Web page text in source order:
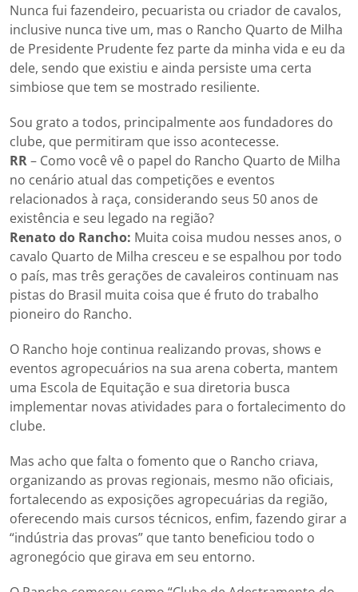
Nunca fui fazendeiro, pecuarista ou criador de cavalos,
inclusive nunca tive um, mas o Rancho Quarto de Milha
de Presidente Prudente fez parte da minha vida e eu da
dele, sendo que existiu e ainda persiste uma certa
simbiose que tem se mostrado resiliente.
Sou grato a todos, principalmente aos fundadores do
clube, que permitiram que isso acontecesse.
RR– Como você vê o papel do Rancho Quarto de Milha
no cenário atual das competições e eventos
relacionados à raça, considerando seus 50 anos de
existência e seu legado na região?
Renato do Rancho: Muita coisa mudou nesses anos, o
cavalo Quarto de Milha cresceu e se espalhou por todo
o país, mas três gerações de cavaleiros continuam nas
pistas do Brasil muita coisa que é fruto do trabalho
pioneiro do Rancho.
O Rancho hoje continua realizando provas, shows e
eventos agropecuários na sua arena coberta, mantem
uma Escola de Equitação e sua diretoria busca
implementar novas atividades para o fortalecimento do
clube.
Mas acho que falta o fomento que o Rancho criava,
organizando as provas regionais, mesmo não oficiais,
fortalecendo as exposições agropecuárias da região,
oferecendo mais cursos técnicos, enfim, fazendo girar a
“indústria das provas” que tanto beneficiou todo o
agronegócio que girava em seu entorno.